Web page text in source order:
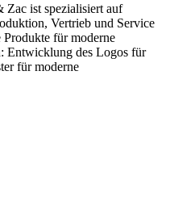
Zac ist spezialisiert auf
Vertrieb und Service
für moderne
Entwicklung des Logos für
für moderne